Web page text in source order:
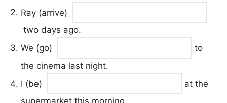
Ray (arrive)
two days ago.
We (go)
to
the cinema last night.
I (be)
at the